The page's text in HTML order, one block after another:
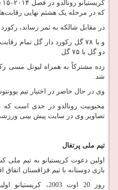
که در مرحله یک هشتم نهایی
در مقابل شالکه به ثمر رساند،
و با ۷۸ گل رکورد دار گل تمام
دو گل با ۷۵ گل
زده مشترکاً به همراه لیونل مسی
شد.
وی در حال حاضر در اختیار تیم
محبوبیت رونالدو در حدی است که
تصاویر وی در سایت پیش بینی ورزشی
تیم ملی پرتغال
بازی دوستانه با تیم قزاقستان اتفاق
روز 20 اوت 2003،